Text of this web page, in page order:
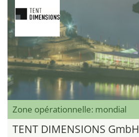
Zone opérationnelle: mondial
TENT DIMENSIONS GmbH